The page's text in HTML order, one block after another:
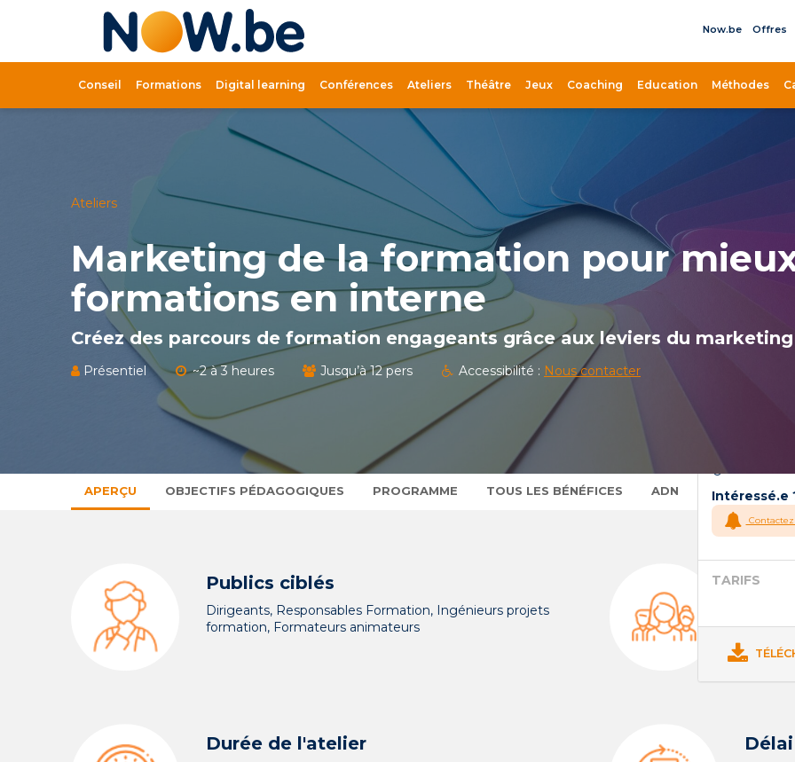
d'accueil
Now.be Offres
Conseil Formations Digital learning Conférences Ateliers Théâtre Jeux Coaching Education Méthodes
Ateliers
Marketing de la formation pour
formations en interne
Créez des parcours de formation engageants grâce aux leviers du marketing
Présentiel ~2 à 3 heures Jusqu’à 12 pers Accessibilité : Nous contacter
APERÇU OBJECTIFS PÉDAGOGIQUES PROGRAMME TOUS LES BÉNÉFICES ADN TARIFS
Publics ciblés
Dirigeants, Responsables Formation, Ingénieurs projets
formation, Formateurs animateurs
Durée de l'atelier
«
CRÉEZ DES
Intéressé.e
TARIFS